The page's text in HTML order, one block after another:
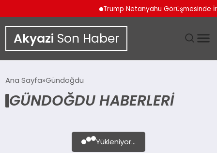
Trump Netanyahu Görüşmesinde
Akyazi Son Haber
SIYASET
Ana Sayfa Gündoğdu
GÜNDOĞDU HABERLERI
Yükleniyor...